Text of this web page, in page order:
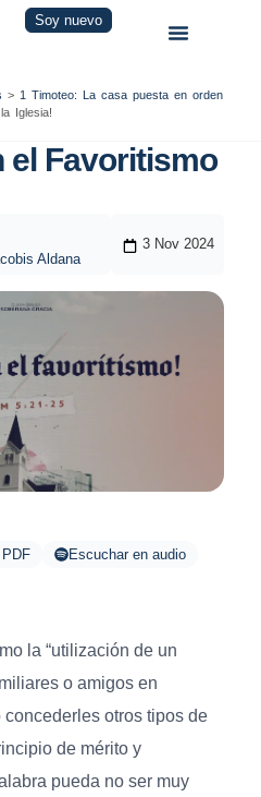
Soy nuevo
> 1 Timoteo: La casa puesta en orden
Iglesia!
el Favoritismo
Aldana
3 Nov 2024
Escuchar en audio
la “utilización de un
o amigos en
otros tipos de
de mérito y
pueda no ser muy